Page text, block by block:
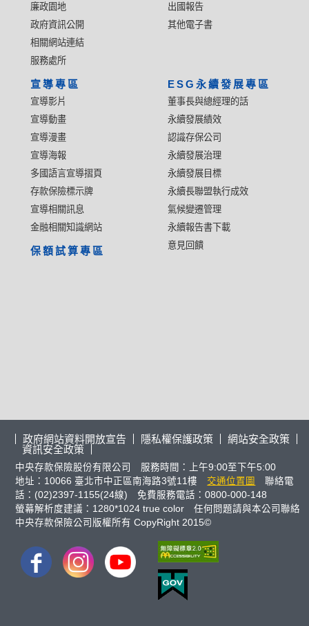
廉政園地
政府資訊公開
相關網站連結
服務處所
出國報告
其他電子書
宣導專區
宣導影片
宣導動畫
宣導漫畫
宣導海報
多國語言宣導摺頁
存款保險標示牌
宣導相關訊息
金融相關知識網站
ESG永續發展專區
董事長與總經理的話
永續發展績效
認識存保公司
永續發展治理
永續發展目標
永續長聯盟執行成效
氣候變遷管理
永續報告書下載
意見回饋
保額試算專區
政府網站資料開放宣告 隱私權保護政策
網站安全政策
資訊安全政策
中央存款保險股份有限公司 服務時間：上午9:00至下午5:00
地址：10066 臺北市中正區南海路3號11樓
交通位置圖
聯絡電
話：(02)2397-1155(24線) 免費服務電話：0800-000-148
螢幕解析度建議：1280*1024 true color 任何問題請與本公司聯絡
中央存款保險公司版權所有 CopyRight 2015©
youtube